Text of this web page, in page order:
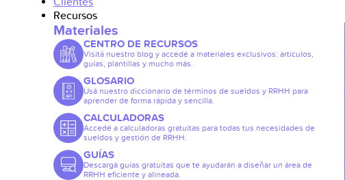
Recursos
Materiales
CENTRO DE RECURSOS
Visitá nuestro blog y accedé a materiales exclusivos: artículos,
guías, plantillas y mucho más.
GLOSARIO
Usá nuestro diccionario de términos de sueldos y RRHH para
aprender de forma rápida y sencilla.
CALCULADORAS
Accedé a calculadoras gratuitas para todas tus necesidades de
sueldos y gestión de RRHH.
GUÍAS
Descargá guías gratuitas que te ayudarán a diseñar un área de
RRHH eficiente y alineada.